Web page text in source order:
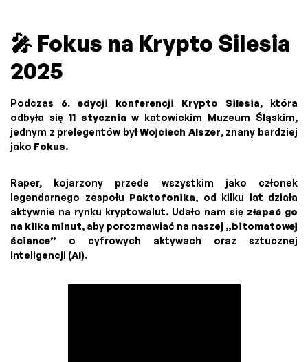
🎤 Fokus na Krypto Silesia
2025
Podczas 6. edycji konferencji Krypto Silesia, która
odbyła się 11 stycznia w katowickim Muzeum Śląskim,
jednym z prelegentów byłWojciech Alszer, znany bardziej
jako Fokus.
Raper, kojarzony przede wszystkim jako członek
legendarnego zespołu Paktofonika, od kilku lat działa
aktywnie na rynku kryptowalut. Udało nam się złapać go
na kilka minut, aby porozmawiać na naszej „bitomatowej
ściance” o cyfrowych aktywach oraz sztucznej
inteligencji (AI).